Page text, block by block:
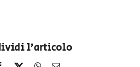
l'articolo